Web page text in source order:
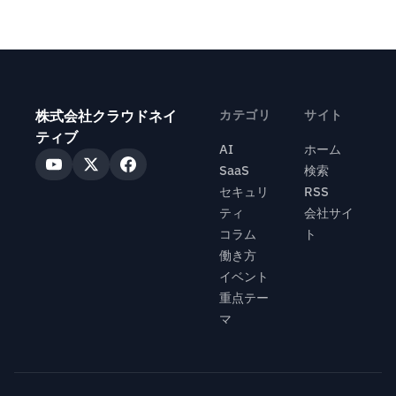
株式会社クラウドネイ
ティブ
カテゴリ
AI
SaaS
セキュリ
ティ
コラム
働き方
イベント
重点テー
マ
サイト
ホーム
検索
RSS
会社サイ
ト